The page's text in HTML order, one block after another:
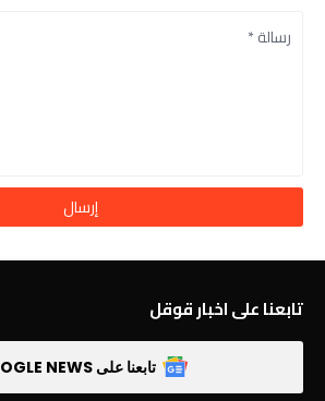
تابعنا على اخبار قوقل
تابعنا على GOOGLE NEWS